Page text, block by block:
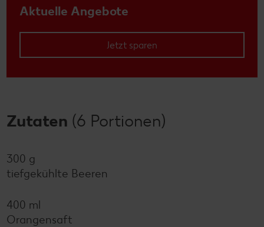
Aktuelle Angebote
Jetzt sparen
Zutaten (6 Portionen)
300 g
tiefgekühlte Beeren
400 ml
Orangensaft